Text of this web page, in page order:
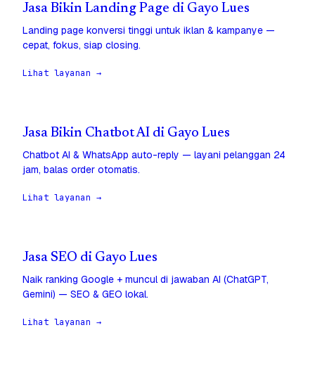
Jasa Bikin Landing Page di Gayo Lues
Landing page konversi tinggi untuk iklan & kampanye —
cepat, fokus, siap closing.
Lihat layanan →
Jasa Bikin Chatbot AI di Gayo Lues
Chatbot AI & WhatsApp auto-reply — layani pelanggan 24
jam, balas order otomatis.
Lihat layanan →
Jasa SEO di Gayo Lues
Naik ranking Google + muncul di jawaban AI (ChatGPT,
Gemini) — SEO & GEO lokal.
Lihat layanan →